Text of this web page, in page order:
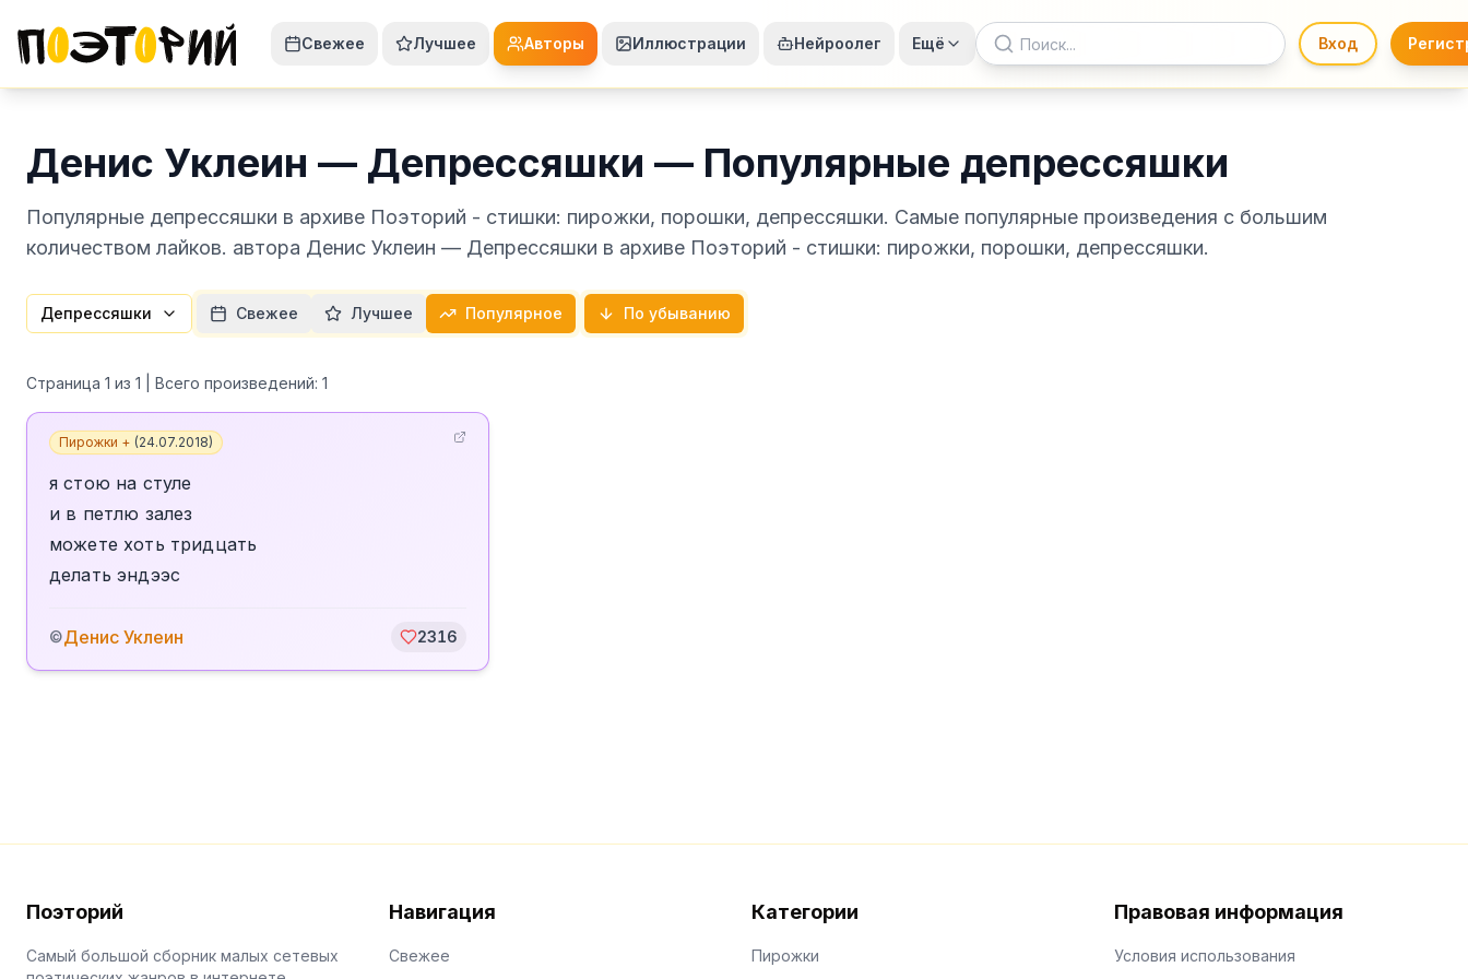
Свежее Лучшее Авторы Иллюстрации Нейроолег Ещё Вход
Денис Уклеин — Депрессяшки — Популярные депрессяшки
Популярные депрессяшки в архиве Поэторий - стишки: пирожки, порошки, депрессяшки. Самые популярные произведения с большим
количеством лайков. автора Денис Уклеин — Депрессяшки в архиве Поэторий - стишки: пирожки, порошки, депрессяшки.
Депрессяшки Свежее Лучшее Популярное По убыванию
Страница 1 из 1 | Всего произведений: 1
Пирожки + (24.07.2018)
я стою на стуле
и в петлю залез
можете хоть тридцать
делать эндээс
©Денис Уклеин 2316
Поэторий
Самый большой сборник малых сетевых
Навигация
Свежее
Категории
Пирожки
Правовая информация
Условия использования